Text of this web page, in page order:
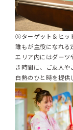
⑤ターゲット＆ヒッ
誰もが主役になれる
エリア内にはダーツ
き時間に、ご友人や
白熱のひと時を提供